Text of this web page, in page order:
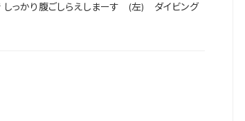
っかり腹ごしらえしまーす (左) ダイビング